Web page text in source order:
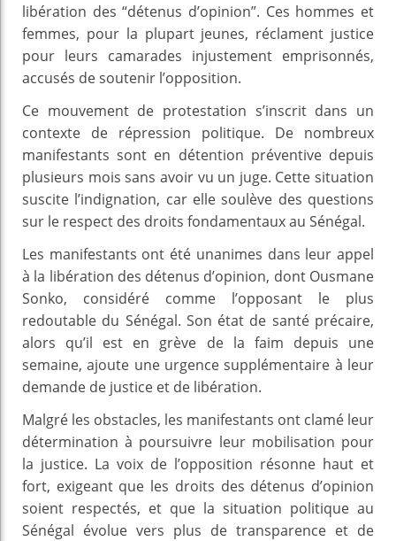
libération des “détenus d’opinion”. Ces hommes et
femmes, pour la plupart jeunes, réclament justice
pour leurs camarades injustement emprisonnés,
accusés de soutenir l’opposition.
Ce mouvement de protestation s’inscrit dans un
contexte de répression politique. De nombreux
manifestants sont en détention préventive depuis
plusieurs mois sans avoir vu un juge. Cette situation
suscite l’indignation, car elle soulève des questions
sur le respect des droits fondamentaux au Sénégal.
Les manifestants ont été unanimes dans leur appel
à la libération des détenus d’opinion, dont Ousmane
Sonko, considéré comme l’opposant le plus
redoutable du Sénégal. Son état de santé précaire,
alors qu’il est en grève de la faim depuis une
semaine, ajoute une urgence supplémentaire à leur
demande de justice et de libération.
Malgré les obstacles, les manifestants ont clamé leur
détermination à poursuivre leur mobilisation pour
la justice. La voix de l’opposition résonne haut et
fort, exigeant que les droits des détenus d’opinion
soient respectés, et que la situation politique au
Sénégal évolue vers plus de transparence et de